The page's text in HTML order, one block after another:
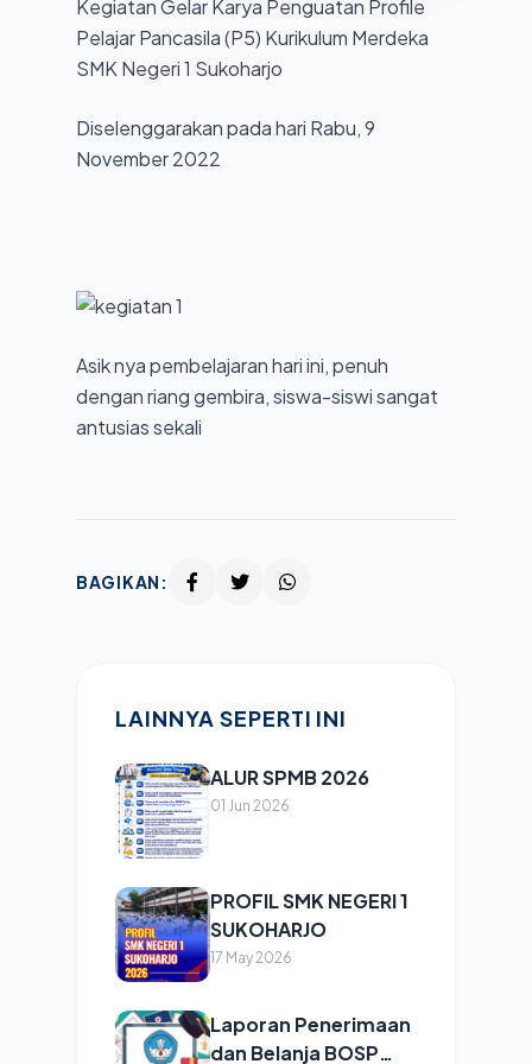
Teknik
Jaringan
Komputer
Telekomunikasi
(TJKT)
Kegiatan Gelar Karya Penguatan Profile
Pelajar Pancasila (P5) Kurikulum Merdeka
SMK Negeri 1 Sukoharjo
Diselenggarakan pada hari Rabu, 9
November 2022
Asik nya pembelajaran hari ini, penuh
dengan riang gembira, siswa-siswi sangat
antusias sekali
BAGIKAN:
LAINNYA SEPERTI INI
ALUR SPMB 2026
01 Jun 2026
PROFIL SMK NEGERI 1
SUKOHARJO
17 May 2026
Laporan Penerimaan
dan Belanja BOSP